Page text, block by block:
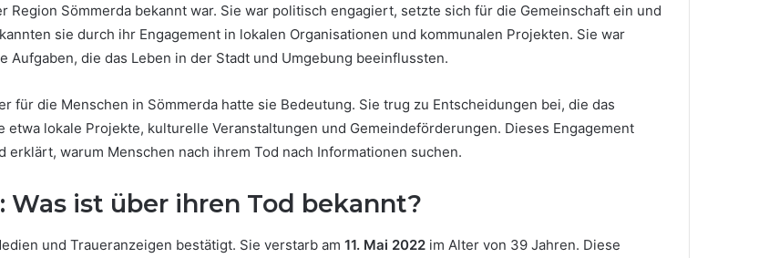
Region Sömmerda bekannt war. Sie war politisch engagiert, setzte sich für die Gemeinschaft ein und
sie durch ihr Engagement in lokalen Organisationen und kommunalen Projekten. Sie war
die das Leben in der Stadt und Umgebung beeinflussten.
für die Menschen in Sömmerda hatte sie Bedeutung. Sie trug zu Entscheidungen bei, die das
lokale Projekte, kulturelle Veranstaltungen und Gemeindeförderungen. Dieses Engagement
warum Menschen nach ihrem Tod nach Informationen suchen.
Was ist über ihren Tod bekannt?
und Traueranzeigen bestätigt. Sie verstarb am 11. Mai 2022 im Alter von 39 Jahren. Diese